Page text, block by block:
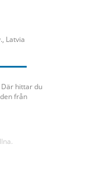
Latvia
Där hittar du
från